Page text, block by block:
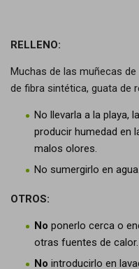
RELLENO:
Muchas de las muñecas
de fibra sintética, guata de
No llevarla a la playa,
producir humedad en
malos olores.
No sumergirlo en agua.
OTROS:
No ponerlo cerca o
otras fuentes de calor.
No introducirlo en